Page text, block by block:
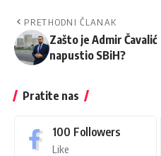
PRETHODNI ČLANAK
Zašto je Admir Čavalić
napustio SBiH?
Pratite nas
100 Followers
Like